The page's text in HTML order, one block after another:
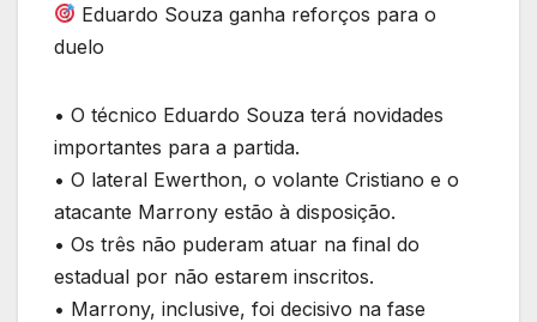
Eduardo Souza ganha reforços para o
duelo
• O técnico Eduardo Souza terá novidades
importantes para a partida.
• O lateral Ewerthon, o volante Cristiano e o
atacante Marrony estão à disposição.
• Os três não puderam atuar na final do
estadual por não estarem inscritos.
• Marrony, inclusive, foi decisivo na fase